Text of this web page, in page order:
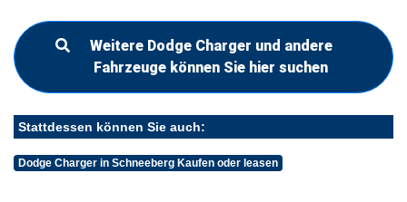
Weitere Dodge Charger und andere
Fahrzeuge können Sie hier suchen
Stattdessen können Sie auch:
Dodge Charger in Schneeberg Kaufen oder leasen